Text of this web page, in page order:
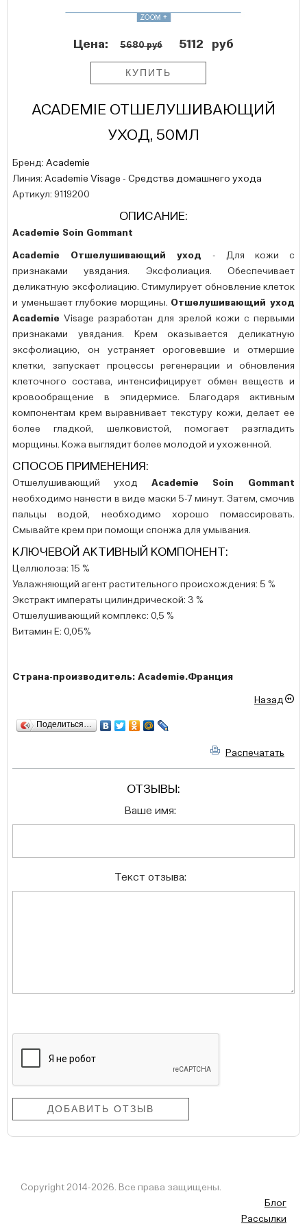
Цена: 5680 руб 5112 руб
ACADEMIE ОТШЕЛУШИВАЮЩИЙ
УХОД, 50МЛ
Бренд: Academie
Линия: Academie Visage - Средства домашнего ухода
Артикул: 9119200
ОПИСАНИЕ:
Academie Soin Gommant
Academie Отшелушивающий уход - Для кожи с
признаками увядания. Эксфолиация. Обеспечивает
деликатную эксфолиацию. Стимулирует обновление клеток
и уменьшает глубокие морщины. Отшелушивающий уход
Academie Visage разработан для зрелой кожи с первыми
признаками увядания. Крем оказывается деликатную
эксфолиацию, он устраняет ороговевшие и отмершие
клетки, запускает процессы регенерации и обновления
клеточного состава, интенсифицирует обмен веществ и
кровообращение в эпидермисе. Благодаря активным
компонентам крем выравнивает текстуру кожи, делает ее
более гладкой, шелковистой, помогает разгладить
морщины. Кожа выглядит более молодой и ухоженной.
СПОСОБ ПРИМЕНЕНИЯ:
Отшелушивающий уход Academie Soin Gommant
необходимо нанести в виде маски 5-7 минут. Затем, смочив
пальцы водой, необходимо хорошо помассировать.
Смывайте крем при помощи спонжа для умывания.
КЛЮЧЕВОЙ АКТИВНЫЙ КОМПОНЕНТ:
Целлюлоза: 15 %
Увлажняющий агент растительного происхождения: 5 %
Экстракт императы цилиндрической: 3 %
Отшелушивающий комплекс: 0,5 %
Витамин E: 0,05%
Страна-производитель: Academie.Франция
Назад
Поделиться…
Распечатать
ОТЗЫВЫ:
Ваше имя:
Текст отзыва:
Copyright 2014-2026. Все права защищены.
Блог
Рассылки